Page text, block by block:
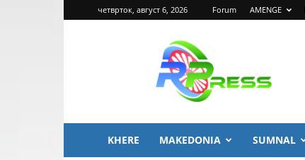
четврток, август 6, 2026 Forum AMENGE
PRESS
KHERE MAKEDONIA SUMNAL